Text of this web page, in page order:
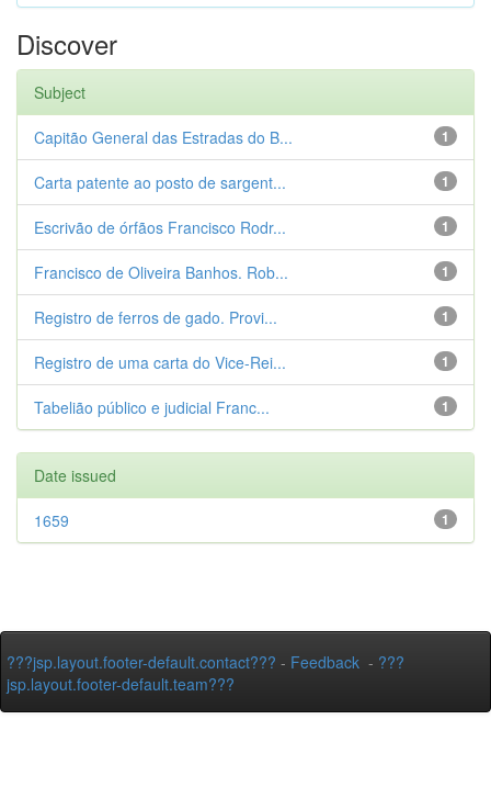
Discover
Subject
1
Capitão General das Estradas do B...
1
Carta patente ao posto de sargent...
1
Escrivão de órfãos Francisco Rodr...
1
Francisco de Oliveira Banhos. Rob...
1
Registro de ferros de gado. Provi...
1
Registro de uma carta do Vice-Rei...
1
Tabelião público e judicial Franc...
Date issued
1
1659
???jsp.layout.footer-default.contact??? - Feedback - ???
jsp.layout.footer-default.team???